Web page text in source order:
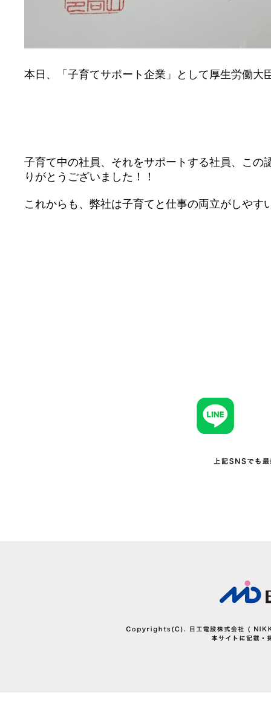
本日、「子育てサポート企業」として厚生労働
子育て中の社員、それをサポートする社員、こ
りがとうございました！！
これからも、弊社は子育てと仕事の両立がしやす